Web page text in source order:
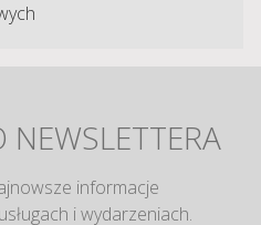
NEWSLETTERA
informacje
i wydarzeniach.